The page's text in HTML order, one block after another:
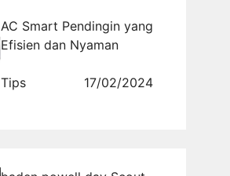
AC Smart Pendingin yang
Efisien dan Nyaman
Tips 17/02/2024